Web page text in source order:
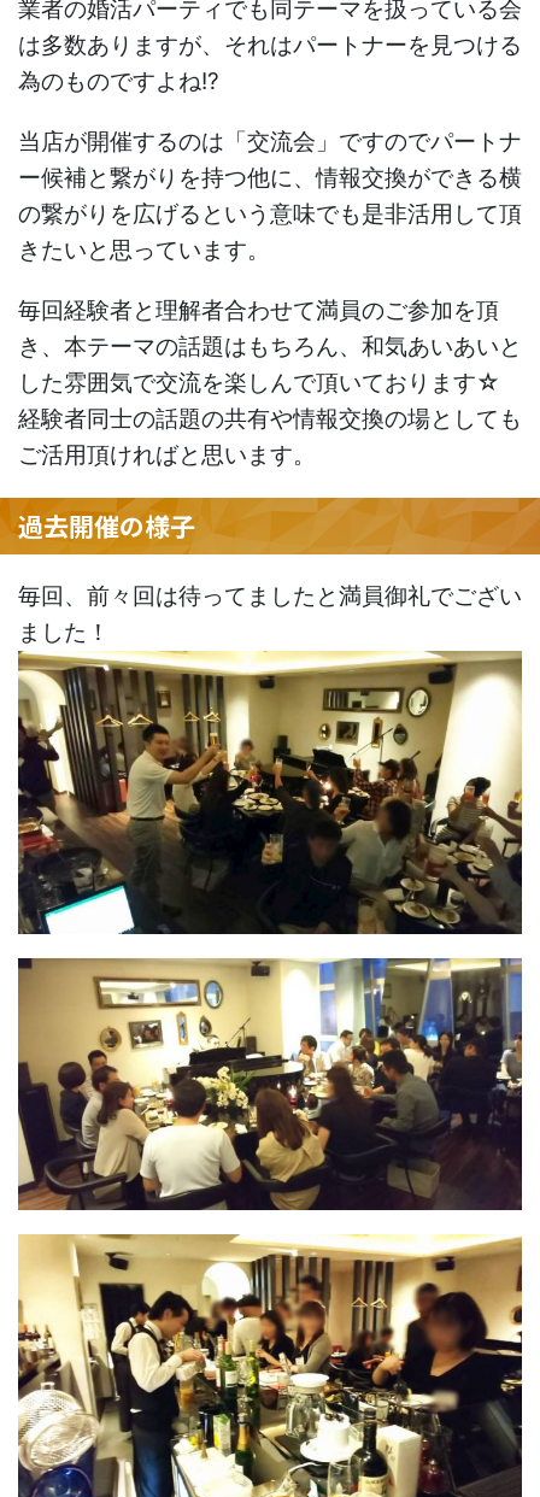
業者の婚活パーティでも同テーマを扱っている会
は多数ありますが、それはパートナーを見つける
為のものですよね!?
当店が開催するのは「交流会」ですのでパートナ
ー候補と繋がりを持つ他に、情報交換ができる横
の繋がりを広げるという意味でも是非活用して頂
きたいと思っています。
毎回経験者と理解者合わせて満員のご参加を頂
き、本テーマの話題はもちろん、和気あいあいと
した雰囲気で交流を楽しんで頂いております☆
経験者同士の話題の共有や情報交換の場としても
ご活用頂ければと思います。
過去開催の様子
毎回、前々回は待ってましたと満員御礼でござい
ました！